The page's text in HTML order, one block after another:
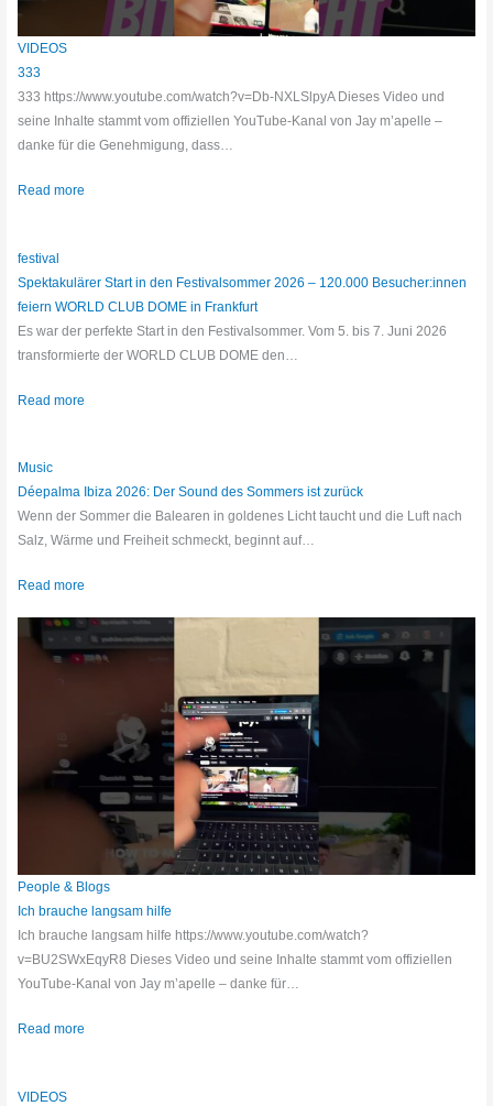
VIDEOS
333
333 https://www.youtube.com/watch?v=Db-NXLSlpyA Dieses Video und
seine Inhalte stammt vom offiziellen YouTube-Kanal von Jay m’apelle –
danke für die Genehmigung, dass…
Read more
festival
Spektakulärer Start in den Festivalsommer 2026 – 120.000 Besucher:innen
feiern WORLD CLUB DOME in Frankfurt
Es war der perfekte Start in den Festivalsommer. Vom 5. bis 7. Juni 2026
transformierte der WORLD CLUB DOME den…
Read more
Music
Déepalma Ibiza 2026: Der Sound des Sommers ist zurück
Wenn der Sommer die Balearen in goldenes Licht taucht und die Luft nach
Salz, Wärme und Freiheit schmeckt, beginnt auf…
Read more
People & Blogs
Ich brauche langsam hilfe
Ich brauche langsam hilfe https://www.youtube.com/watch?
v=BU2SWxEqyR8 Dieses Video und seine Inhalte stammt vom offiziellen
YouTube-Kanal von Jay m’apelle – danke für…
Read more
VIDEOS